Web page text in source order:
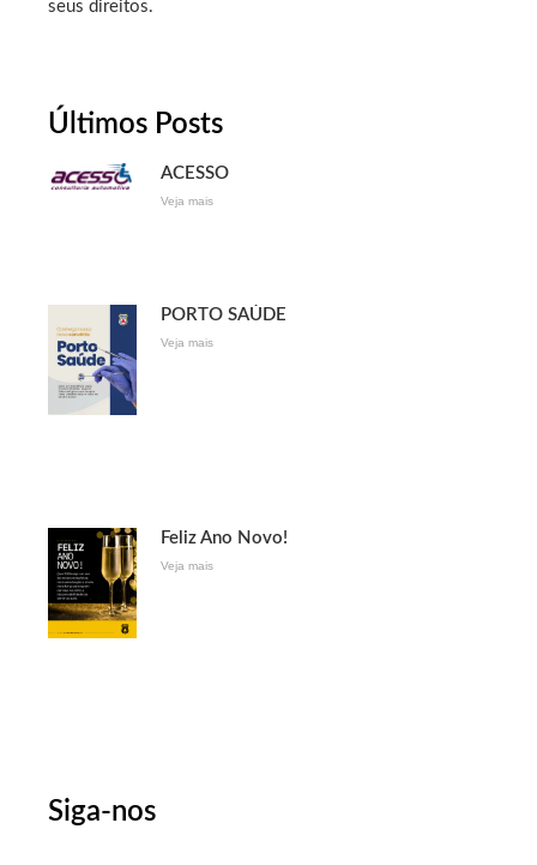
seus direitos.
Últimos Posts
ACESSO
Veja mais
PORTO SAÚDE
Veja mais
Feliz Ano Novo!
Veja mais
Siga-nos